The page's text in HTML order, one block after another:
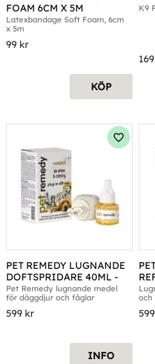
FOAM 6CM X 5M
Latexbandage Soft Foam, 6cm
x 5m
99 kr
KÖP
K9
169
PET REMEDY LUGNANDE
DOFTSPRIDARE 40ML -
Pet Remedy lugnande medel
för däggdjur och fåglar
599 kr
Lägg
INFO
och
599